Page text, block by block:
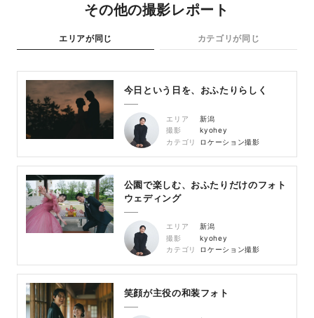
その他の撮影レポート
エリアが同じ カテゴリが同じ
今日という日を、おふたりらしく
エリア
新潟
撮影
kyohey
カテゴリ
ロケーション撮影
公園で楽しむ、おふたりだけのフォト
ウェディング
エリア
新潟
撮影
kyohey
カテゴリ
ロケーション撮影
笑顔が主役の和装フォト